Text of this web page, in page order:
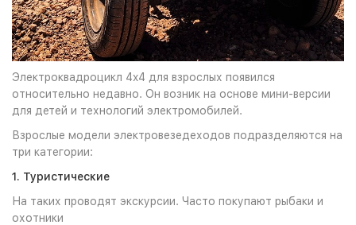
Электроквадроцикл 4x4 для взрослых появился
относительно недавно. Он возник на основе мини-версии
для детей и технологий электромобилей.
Взрослые модели электровезедеходов подразделяются на
три категории:
1. Туристические
На таких проводят экскурсии. Часто покупают рыбаки и
охотники